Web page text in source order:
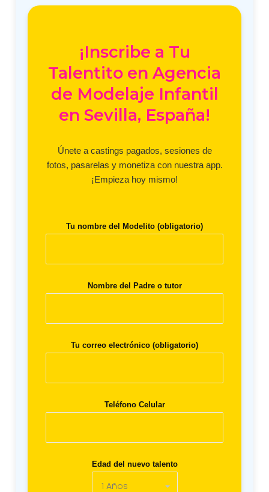
¡Inscribe a Tu
Talentito en Agencia
de Modelaje Infantil
en Sevilla, España!
Únete a castings pagados, sesiones de
fotos, pasarelas y monetiza con nuestra app.
¡Empieza hoy mismo!
Tu nombre del Modelito (obligatorio)
Nombre del Padre o tutor
Tu correo electrónico (obligatorio)
Teléfono Celular
Edad del nuevo talento